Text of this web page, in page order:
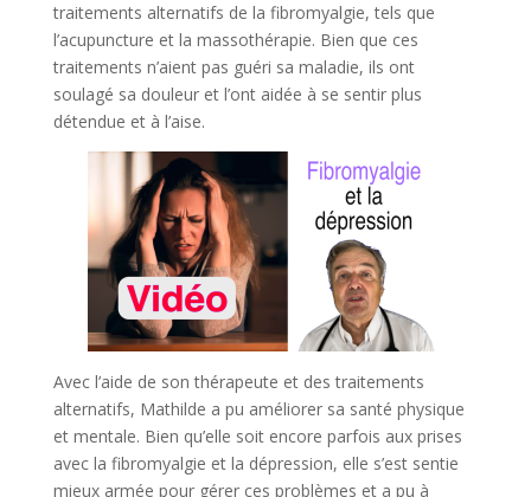
traitements alternatifs de la fibromyalgie, tels que
l’acupuncture et la massothérapie. Bien que ces
traitements n’aient pas guéri sa maladie, ils ont
soulagé sa douleur et l’ont aidée à se sentir plus
détendue et à l’aise.
Avec l’aide de son thérapeute et des traitements
alternatifs, Mathilde a pu améliorer sa santé physique
et mentale. Bien qu’elle soit encore parfois aux prises
avec la fibromyalgie et la dépression, elle s’est sentie
mieux armée pour gérer ces problèmes et a pu à